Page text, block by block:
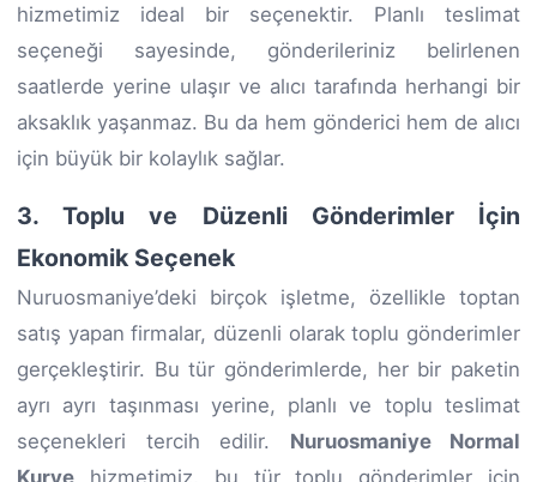
hizmetimiz ideal bir seçenektir. Planlı teslimat
seçeneği sayesinde, gönderileriniz belirlenen
saatlerde yerine ulaşır ve alıcı tarafında herhangi bir
aksaklık yaşanmaz. Bu da hem gönderici hem de alıcı
için büyük bir kolaylık sağlar.
3. Toplu ve Düzenli Gönderimler İçin
Ekonomik Seçenek
Nuruosmaniye’deki birçok işletme, özellikle toptan
satış yapan firmalar, düzenli olarak toplu gönderimler
gerçekleştirir. Bu tür gönderimlerde, her bir paketin
ayrı ayrı taşınması yerine, planlı ve toplu teslimat
seçenekleri tercih edilir. Nuruosmaniye Normal
Kurye hizmetimiz, bu tür toplu gönderimler için